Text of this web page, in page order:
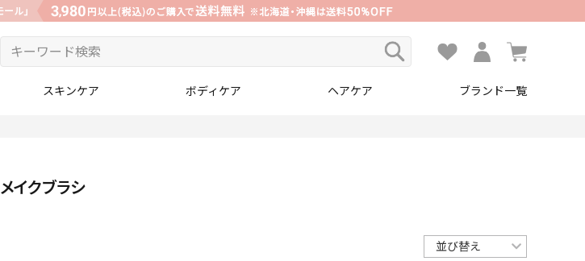
スキンケア ボディケア ヘアケア ブランド一覧
メイクブラシ